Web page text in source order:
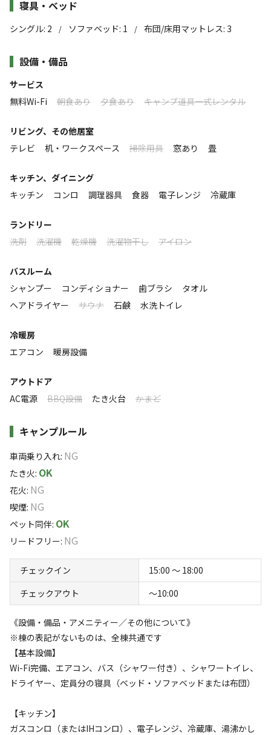
と。
税込5,500円にて、土間で愛犬と同伴・同宿可能（和室との境界に
犬と一緒の空間で寝られます。庭には専用のドッグラン（只今整
※ペットお連れご希望の際は、【ペット同伴プラン】をご予約く
ださい。
《施設基本情報》
・客室タイプ 一軒家貸切
・最大収容人数 5人
・広さ 59㎡（42㎡＋ロフト17㎡）
・布団の数 3組
・ベッドの数 2台
・トイレの数 1つ
《各棟の定員とペットの同伴可否》
・ペット同伴可能（中型犬2頭まで）
施設詳細
寝具・ベッド
シングル: 2 / ソファベッド: 1 / 布団/床用マットレス: 3
設備・備品
サービス
無料Wi-Fi
朝食あり 夕食あり キャンプ道具一式レンタル
リビング、その他居室
テレビ
机・ワークスペース 掃除用具 窓あり 畳
キッチン、ダイニング
キッチン
コンロ 調理器具 食器 電子レンジ 冷蔵庫
ランドリー
洗剤
洗濯機 乾燥機 洗濯物干し アイロン
バスルーム
シャンプー
コンディショナー 歯ブラシ
タオル
ヘアドライヤー
サウナ 石鹸 水洗トイレ
冷暖房
エアコン
暖房設備
アウトドア
AC電源
BBQ設備 たき火台 かまど
キャンプルール
車両乗り入れ: NG
たき火: OK
花火: NG
喫煙: NG
ペット同伴: OK
リードフリー: NG
チェックイン
15:00 〜 18:00
チェックアウト
〜10:00
《設備・備品・アメニティー／その他について》
※棟の表記がないものは、全棟共通です
【基本設備】
Wi-Fi完備、エアコン、バス（シャワー付き）、シャワートイレ、
ドライヤー、定員分の寝具（ベッド・ソファベッドまたは布団）
【キッチン】
ガスコンロ（またはIHコンロ）、電子レンジ、冷蔵庫、湯沸かし
い。そんな想いから里山の中の一棟貸しのロッジ「ぐぼう
里山SUITE」は生まれました。
地元の新鮮な食材を調達して料理をしたり、友人や家族と
BBQをしたり、楽しみ方はあなた次第。白木には愛犬と
一緒に泊まることができる棟、宮城蔵王には天然温泉の掛
四季折々の風景や鳥のさえずり、木々のぬくもり、どこか
過ごしください。
このキャンプ場の特徴
高台
78.2m
落ち着く
利用者層
#ドッグラン
#ファミリーにおすすめ #グループにおすすめ
キャンペーン
空き状況検索
利用タイプ
宿泊
チェックイン チェックアウト
利用人数